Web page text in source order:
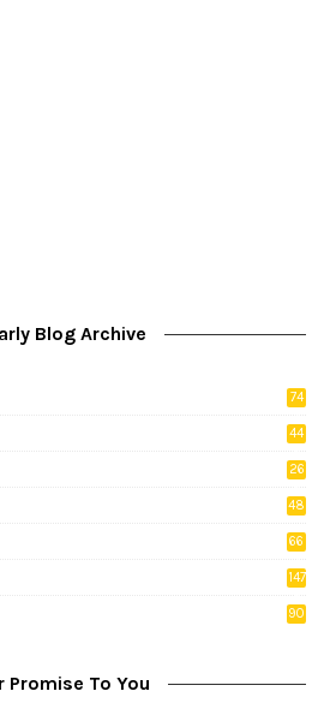
Blog Archive
74
44
26
48
66
147
90
Promise To You